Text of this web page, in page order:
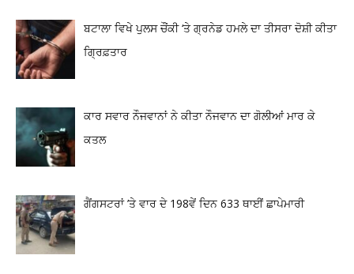
ਬਟਾਲਾ ਵਿਖੇ ਪੁਲਸ ਚੌਂਕੀ ‘ਤੇ ਗ੍ਰਨੇਡ ਹਮਲੇ ਦਾ ਤੀਸਰਾ ਦੋਸ਼ੀ ਕੀਤਾ
ਗ੍ਰਿਫ਼ਤਾਰ
ਕਾਰ ਸਵਾਰ ਨੌਜਵਾਨਾਂ ਨੇ ਕੀਤਾ ਨੌਜਵਾਨ ਦਾ ਗੋਲੀਆਂ ਮਾਰ ਕੇ
ਕਤਲ
ਗੈਂਗਸਟਰਾਂ ’ਤੇ ਵਾਰ ਦੇ 198ਵੇਂ ਦਿਨ 633 ਥਾਈਂ ਛਾਪੇਮਾਰੀ